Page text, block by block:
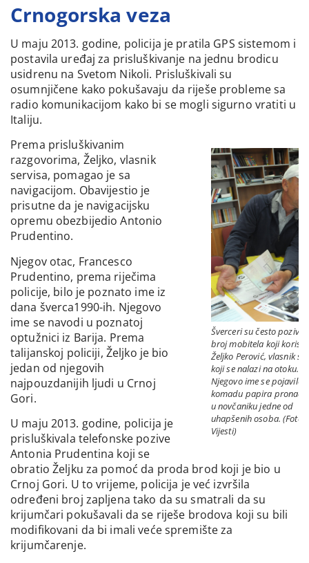
Crnogorska veza
U maju 2013. godine, policija je pratila GPS sistemom i
postavila uređaj za prisluškivanje na jednu brodicu
usidrenu na Svetom Nikoli. Prisluškivali su
osumnjičene kako pokušavaju da riješe probleme sa
radio komunikacijom kako bi se mogli sigurno vratiti u
Italiju.
Šverceri su često pozivali
broj mobitela koji koristi
Željko Perović, vlasnik
koji se nalazi na otoku.
Njegovo ime se pojavilo
komadu papira
u novčaniku jedne od
uhapšenih osoba. (Foto:
Vijesti)
Prema prisluškivanim
razgovorima, Željko, vlasnik
servisa, pomagao je sa
navigacijom. Obavijestio je
prisutne da je navigacijsku
opremu obezbijedio Antonio
Prudentino.
Njegov otac, Francesco
Prudentino, prema riječima
policije, bilo je poznato ime iz
dana šverca1990-ih. Njegovo
ime se navodi u poznatoj
optužnici iz Barija. Prema
talijanskoj policiji, Željko je bio
jedan od njegovih
najpouzdanijih ljudi u Crnoj
Gori.
U maju 2013. godine, policija je
prisluškivala telefonske pozive
Antonia Prudentina koji se
obratio Željku za pomoć da proda brod koji je bio u
Crnoj Gori. U to vrijeme, policija je već izvršila
određeni broj zapljena tako da su smatrali da su
krijumčari pokušavali da se riješe brodova koji su bili
modifikovani da bi imali veće spremište za
krijumčarenje.